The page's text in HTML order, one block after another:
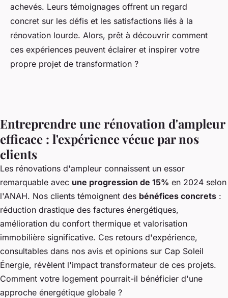
achevés. Leurs témoignages offrent un regard
concret sur les défis et les satisfactions liés à la
rénovation lourde. Alors, prêt à découvrir comment
ces expériences peuvent éclairer et inspirer votre
propre projet de transformation ?
Entreprendre une rénovation d'ampleur
efficace : l'expérience vécue par nos
clients
Les rénovations d'ampleur connaissent un essor
remarquable avec une progression de 15% en 2024 selon
l'ANAH. Nos clients témoignent des bénéfices concrets :
réduction drastique des factures énergétiques,
amélioration du confort thermique et valorisation
immobilière significative. Ces retours d'expérience,
consultables dans nos avis et opinions sur Cap Soleil
Énergie, révèlent l'impact transformateur de ces projets.
Comment votre logement pourrait-il bénéficier d'une
approche énergétique globale ?